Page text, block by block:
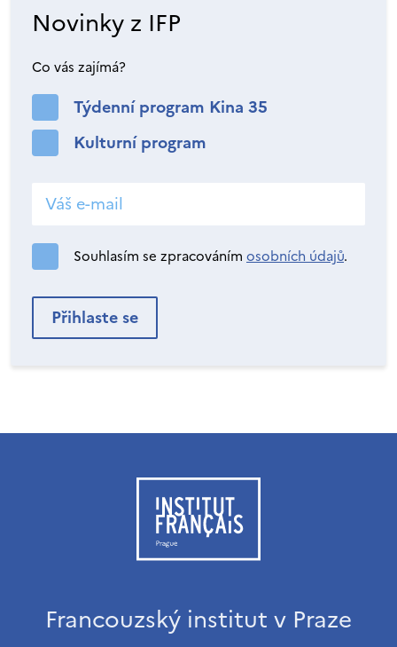
Novinky z IFP
Co vás zajímá?
Týdenní program Kina 35
Kulturní program
Souhlasím se zpracováním osobních údajů.
Francouzský institut v Praze